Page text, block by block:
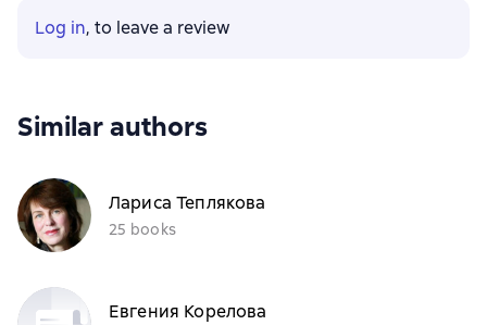
Log in, to leave a review
Similar authors
Лариса Теплякова
25 books
Евгения Корелова